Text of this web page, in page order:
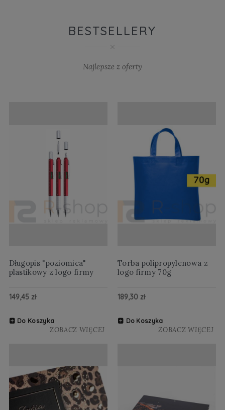
BESTSELLERY
Najlepsze z oferty
Długopis "poziomica"
plastikowy z logo firmy
149,45 zł
Do Koszyka
ZOBACZ WIĘCEJ
Torba polipropylenowa z
logo firmy 70g
189,30 zł
Do Koszyka
ZOBACZ WIĘCEJ